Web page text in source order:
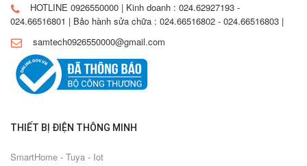
HOTLINE 0926550000 | Kinh doanh : 024.62927193 -
024.66516801 | Bảo hành sửa chữa : 024.66516802 - 024.66516803 |
samtech0926550000@gmail.com
THIẾT BỊ ĐIỆN THÔNG MINH
SmartHome - Tuya - Iot